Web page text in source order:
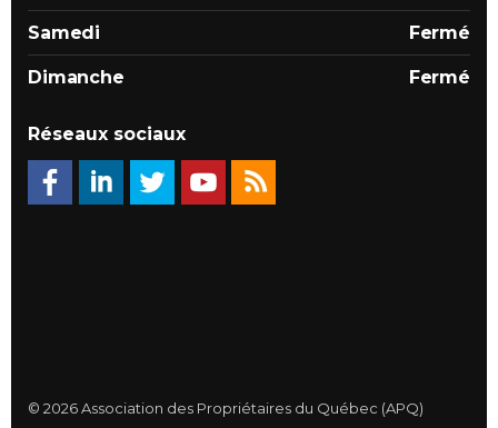
Samedi Fermé
Dimanche Fermé
Réseaux sociaux
© 2026 Association des Propriétaires du Québec (APQ)